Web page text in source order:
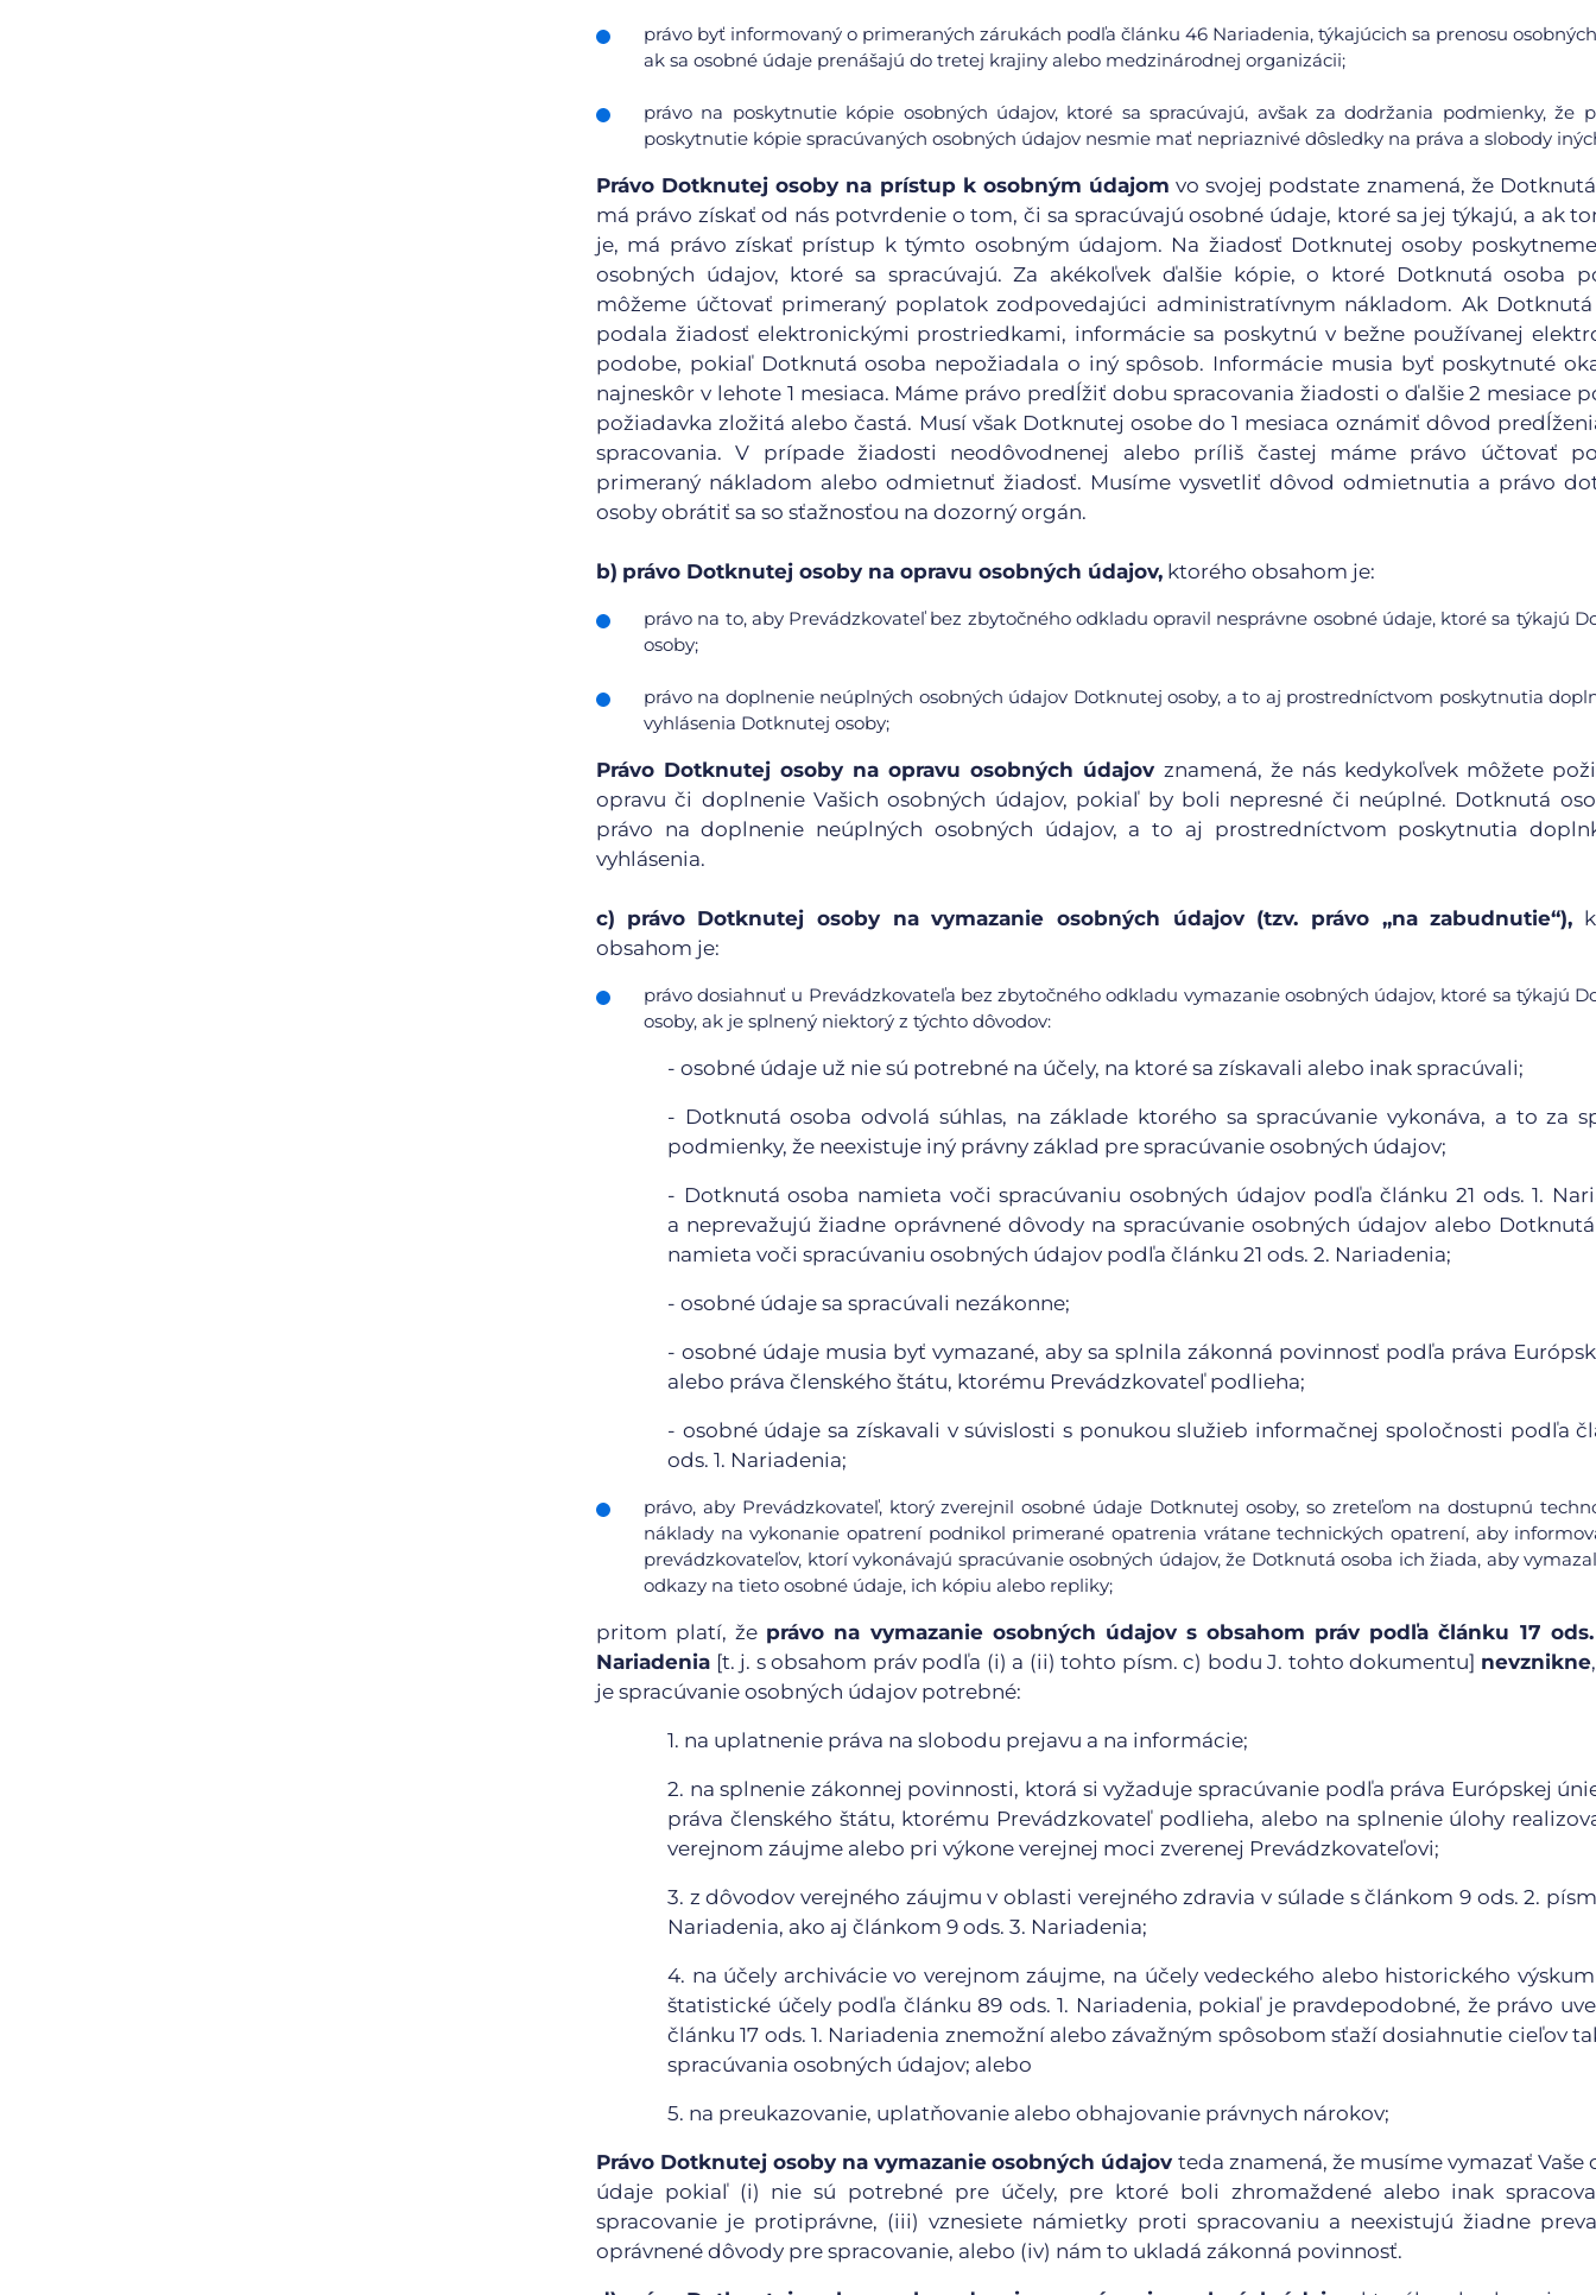
právo byť informovaný o primeraných zárukách podľa článku 46 Nariadenia, týkajúcich sa prenosu
ak sa osobné údaje prenášajú do tretej krajiny alebo medzinárodnej organizácii;
právo na poskytnutie kópie osobných údajov, ktoré sa spracúvajú, avšak za dodržania podmienky, že
poskytnutie kópie spracúvaných osobných údajov nesmie mať nepriaznivé dôsledky na práva a slobody
Právo Dotknutej osoby na prístup k osobným údajom vo svojej podstate znamená, že
má právo získať od nás potvrdenie o tom, či sa spracúvajú osobné údaje, ktoré sa jej týkajú, a ak
je, má právo získať prístup k týmto osobným údajom. Na žiadosť Dotknutej osoby
osobných údajov, ktoré sa spracúvajú. Za akékoľvek ďalšie kópie, o ktoré Dotknutá osoba
môžeme účtovať primeraný poplatok zodpovedajúci administratívnym nákladom. Ak
podala žiadosť elektronickými prostriedkami, informácie sa poskytnú v bežne používanej
podobe, pokiaľ Dotknutá osoba nepožiadala o iný spôsob. Informácie musia byť poskytnuté
najneskôr v lehote 1 mesiaca. Máme právo predĺžiť dobu spracovania žiadosti o ďalšie 2 mesiace
požiadavka zložitá alebo častá. Musí však Dotknutej osobe do 1 mesiaca oznámiť dôvod
spracovania. V prípade žiadosti neodôvodnenej alebo príliš častej máme právo účtovať
primeraný nákladom alebo odmietnuť žiadosť. Musíme vysvetliť dôvod odmietnutia a právo
osoby obrátiť sa so sťažnosťou na dozorný orgán.
b) právo Dotknutej osoby na opravu osobných údajov, ktorého obsahom je:
právo na to, aby Prevádzkovateľ bez zbytočného odkladu opravil nesprávne osobné údaje, ktoré sa týkajú
osoby;
právo na doplnenie neúplných osobných údajov Dotknutej osoby, a to aj prostredníctvom poskytnutia
vyhlásenia Dotknutej osoby;
Právo Dotknutej osoby na opravu osobných údajov znamená, že nás kedykoľvek môžete
opravu či doplnenie Vašich osobných údajov, pokiaľ by boli nepresné či neúplné. Dotknutá
právo na doplnenie neúplných osobných údajov, a to aj prostredníctvom poskytnutia
vyhlásenia.
c) právo Dotknutej osoby na vymazanie osobných údajov (tzv. právo „na zabudnutie“),
obsahom je:
právo dosiahnuť u Prevádzkovateľa bez zbytočného odkladu vymazanie osobných údajov, ktoré sa týkajú
osoby, ak je splnený niektorý z týchto dôvodov:
- osobné údaje už nie sú potrebné na účely, na ktoré sa získavali alebo inak spracúvali;
- Dotknutá osoba odvolá súhlas, na základe ktorého sa spracúvanie vykonáva, a to za
podmienky, že neexistuje iný právny základ pre spracúvanie osobných údajov;
- Dotknutá osoba namieta voči spracúvaniu osobných údajov podľa článku 21 ods. 1.
a neprevažujú žiadne oprávnené dôvody na spracúvanie osobných údajov alebo
namieta voči spracúvaniu osobných údajov podľa článku 21 ods. 2. Nariadenia;
- osobné údaje sa spracúvali nezákonne;
- osobné údaje musia byť vymazané, aby sa splnila zákonná povinnosť podľa práva
alebo práva členského štátu, ktorému Prevádzkovateľ podlieha;
- osobné údaje sa získavali v súvislosti s ponukou služieb informačnej spoločnosti podľa
ods. 1. Nariadenia;
právo, aby Prevádzkovateľ, ktorý zverejnil osobné údaje Dotknutej osoby, so zreteľom na dostupnú
náklady na vykonanie opatrení podnikol primerané opatrenia vrátane technických opatrení, aby
prevádzkovateľov, ktorí vykonávajú spracúvanie osobných údajov, že Dotknutá osoba ich žiada, aby
odkazy na tieto osobné údaje, ich kópiu alebo repliky;
pritom platí, že právo na vymazanie osobných údajov s obsahom práv podľa článku 17 ods.
Nariadenia [t. j. s obsahom práv podľa (i) a (ii) tohto písm. c) bodu J. tohto dokumentu] nevznikne
je spracúvanie osobných údajov potrebné:
1. na uplatnenie práva na slobodu prejavu a na informácie;
2. na splnenie zákonnej povinnosti, ktorá si vyžaduje spracúvanie podľa práva Európskej
práva členského štátu, ktorému Prevádzkovateľ podlieha, alebo na splnenie úlohy
verejnom záujme alebo pri výkone verejnej moci zverenej Prevádzkovateľovi;
3. z dôvodov verejného záujmu v oblasti verejného zdravia v súlade s článkom 9 ods. 2.
Nariadenia, ako aj článkom 9 ods. 3. Nariadenia;
4. na účely archivácie vo verejnom záujme, na účely vedeckého alebo historického
štatistické účely podľa článku 89 ods. 1. Nariadenia, pokiaľ je pravdepodobné, že právo
článku 17 ods. 1. Nariadenia znemožní alebo závažným spôsobom sťaží dosiahnutie cieľov
spracúvania osobných údajov; alebo
5. na preukazovanie, uplatňovanie alebo obhajovanie právnych nárokov;
Právo Dotknutej osoby na vymazanie osobných údajov teda znamená, že musíme vymazať Vaše
údaje pokiaľ (i) nie sú potrebné pre účely, pre ktoré boli zhromaždené alebo inak
spracovanie je protiprávne, (iii) vznesiete námietky proti spracovaniu a neexistujú žiadne
oprávnené dôvody pre spracovanie, alebo (iv) nám to ukladá zákonná povinnosť.